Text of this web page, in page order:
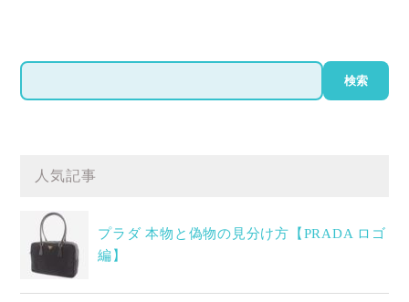
検
索
検索
人気記事
プラダ 本物と偽物の見分け方【PRADA ロゴ
編】